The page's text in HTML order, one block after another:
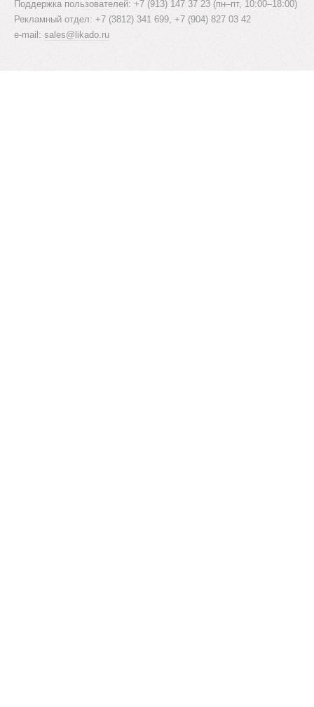
Поддержка пользователей: +7 (913) 147 37 23 (пн–пт, 10:00–18:00)
Рекламный отдел: +7 (3812) 341 699, +7 (904) 827 03 42
e-mail: sales@likado.ru